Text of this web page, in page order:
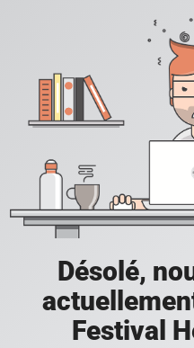
Désolé,
Festival